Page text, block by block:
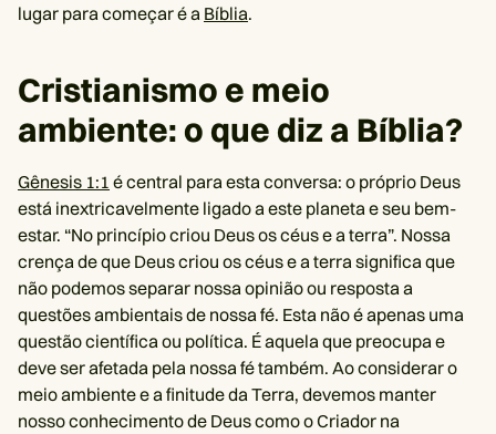
lugar para começar é a Bíblia.
Cristianismo e meio
ambiente: o que diz a Bíblia?
Gênesis 1:1 é central para esta conversa: o próprio Deus
está inextricavelmente ligado a este planeta e seu bem-
estar. “No princípio criou Deus os céus e a terra”. Nossa
crença de que Deus criou os céus e a terra significa que
não podemos separar nossa opinião ou resposta a
questões ambientais de nossa fé. Esta não é apenas uma
questão científica ou política. É aquela que preocupa e
deve ser afetada pela nossa fé também. Ao considerar o
meio ambiente e a finitude da Terra, devemos manter
nosso conhecimento de Deus como o Criador na